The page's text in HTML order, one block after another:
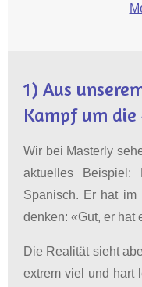
1) Aus
Kampf um die
Wir bei Masterly
aktuelles
Spanisch. Er hat
denken: «Gut, er hat
Die Realität sieht
extrem viel und hart